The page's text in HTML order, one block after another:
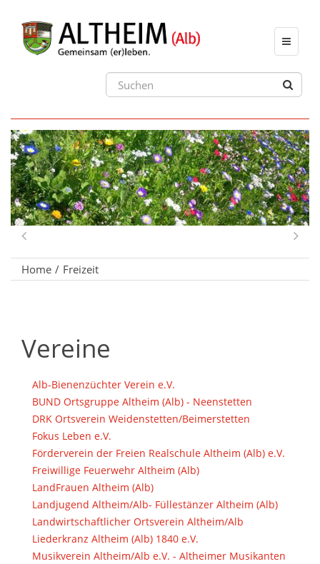
Toggle
Previous
Home Freizeit
Vereine
Alb-Bienenzüchter Verein e.V.
BUND Ortsgruppe Altheim (Alb) - Neenstetten
DRK Ortsverein Weidenstetten/Beimerstetten
Fokus Leben e.V.
Förderverein der Freien Realschule Altheim (Alb) e.V.
Freiwillige Feuerwehr Altheim (Alb)
LandFrauen Altheim (Alb)
Landjugend Altheim/Alb- Füllestänzer Altheim (Alb)
Landwirtschaftlicher Ortsverein Altheim/Alb
Liederkranz Altheim (Alb) 1840 e.V.
Musikverein Altheim/Alb e.V. - Altheimer Musikanten